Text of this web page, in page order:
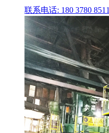
联系电话: 180 3780 8511